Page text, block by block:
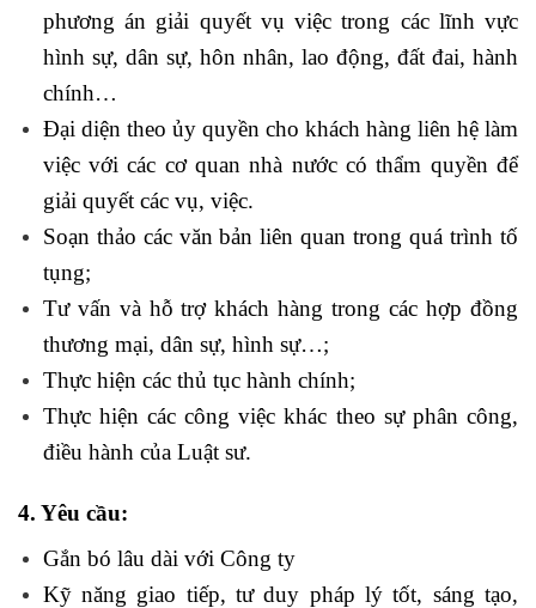
phương án giải quyết vụ việc trong các lĩnh vực
hình sự, dân sự, hôn nhân, lao động, đất đai, hành
chính…
Đại diện theo ủy quyền cho khách hàng liên hệ làm
việc với các cơ quan nhà nước có thẩm quyền để
giải quyết các vụ, việc.
Soạn thảo các văn bản liên quan trong quá trình tố
tụng;
Tư vấn và hỗ trợ khách hàng trong các hợp đồng
thương mại, dân sự, hình sự…;
Thực hiện các thủ tục hành chính;
Thực hiện các công việc khác theo sự phân công,
điều hành của Luật sư.
4. Yêu cầu:
Gắn bó lâu dài với Công ty
Kỹ năng giao tiếp, tư duy pháp lý tốt, sáng tạo,